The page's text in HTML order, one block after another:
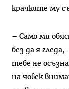
крачките му
– Само ми
без да я
тебе не
на човек